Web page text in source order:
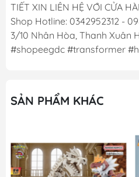
TIẾT XIN LIÊN HỆ VỚI CỬA
Shop Hotline: 0342952312 -
3/10 Nhân Hòa, Thanh Xuân
#shopeegdc #transformer
SẢN PHẨM KHÁC